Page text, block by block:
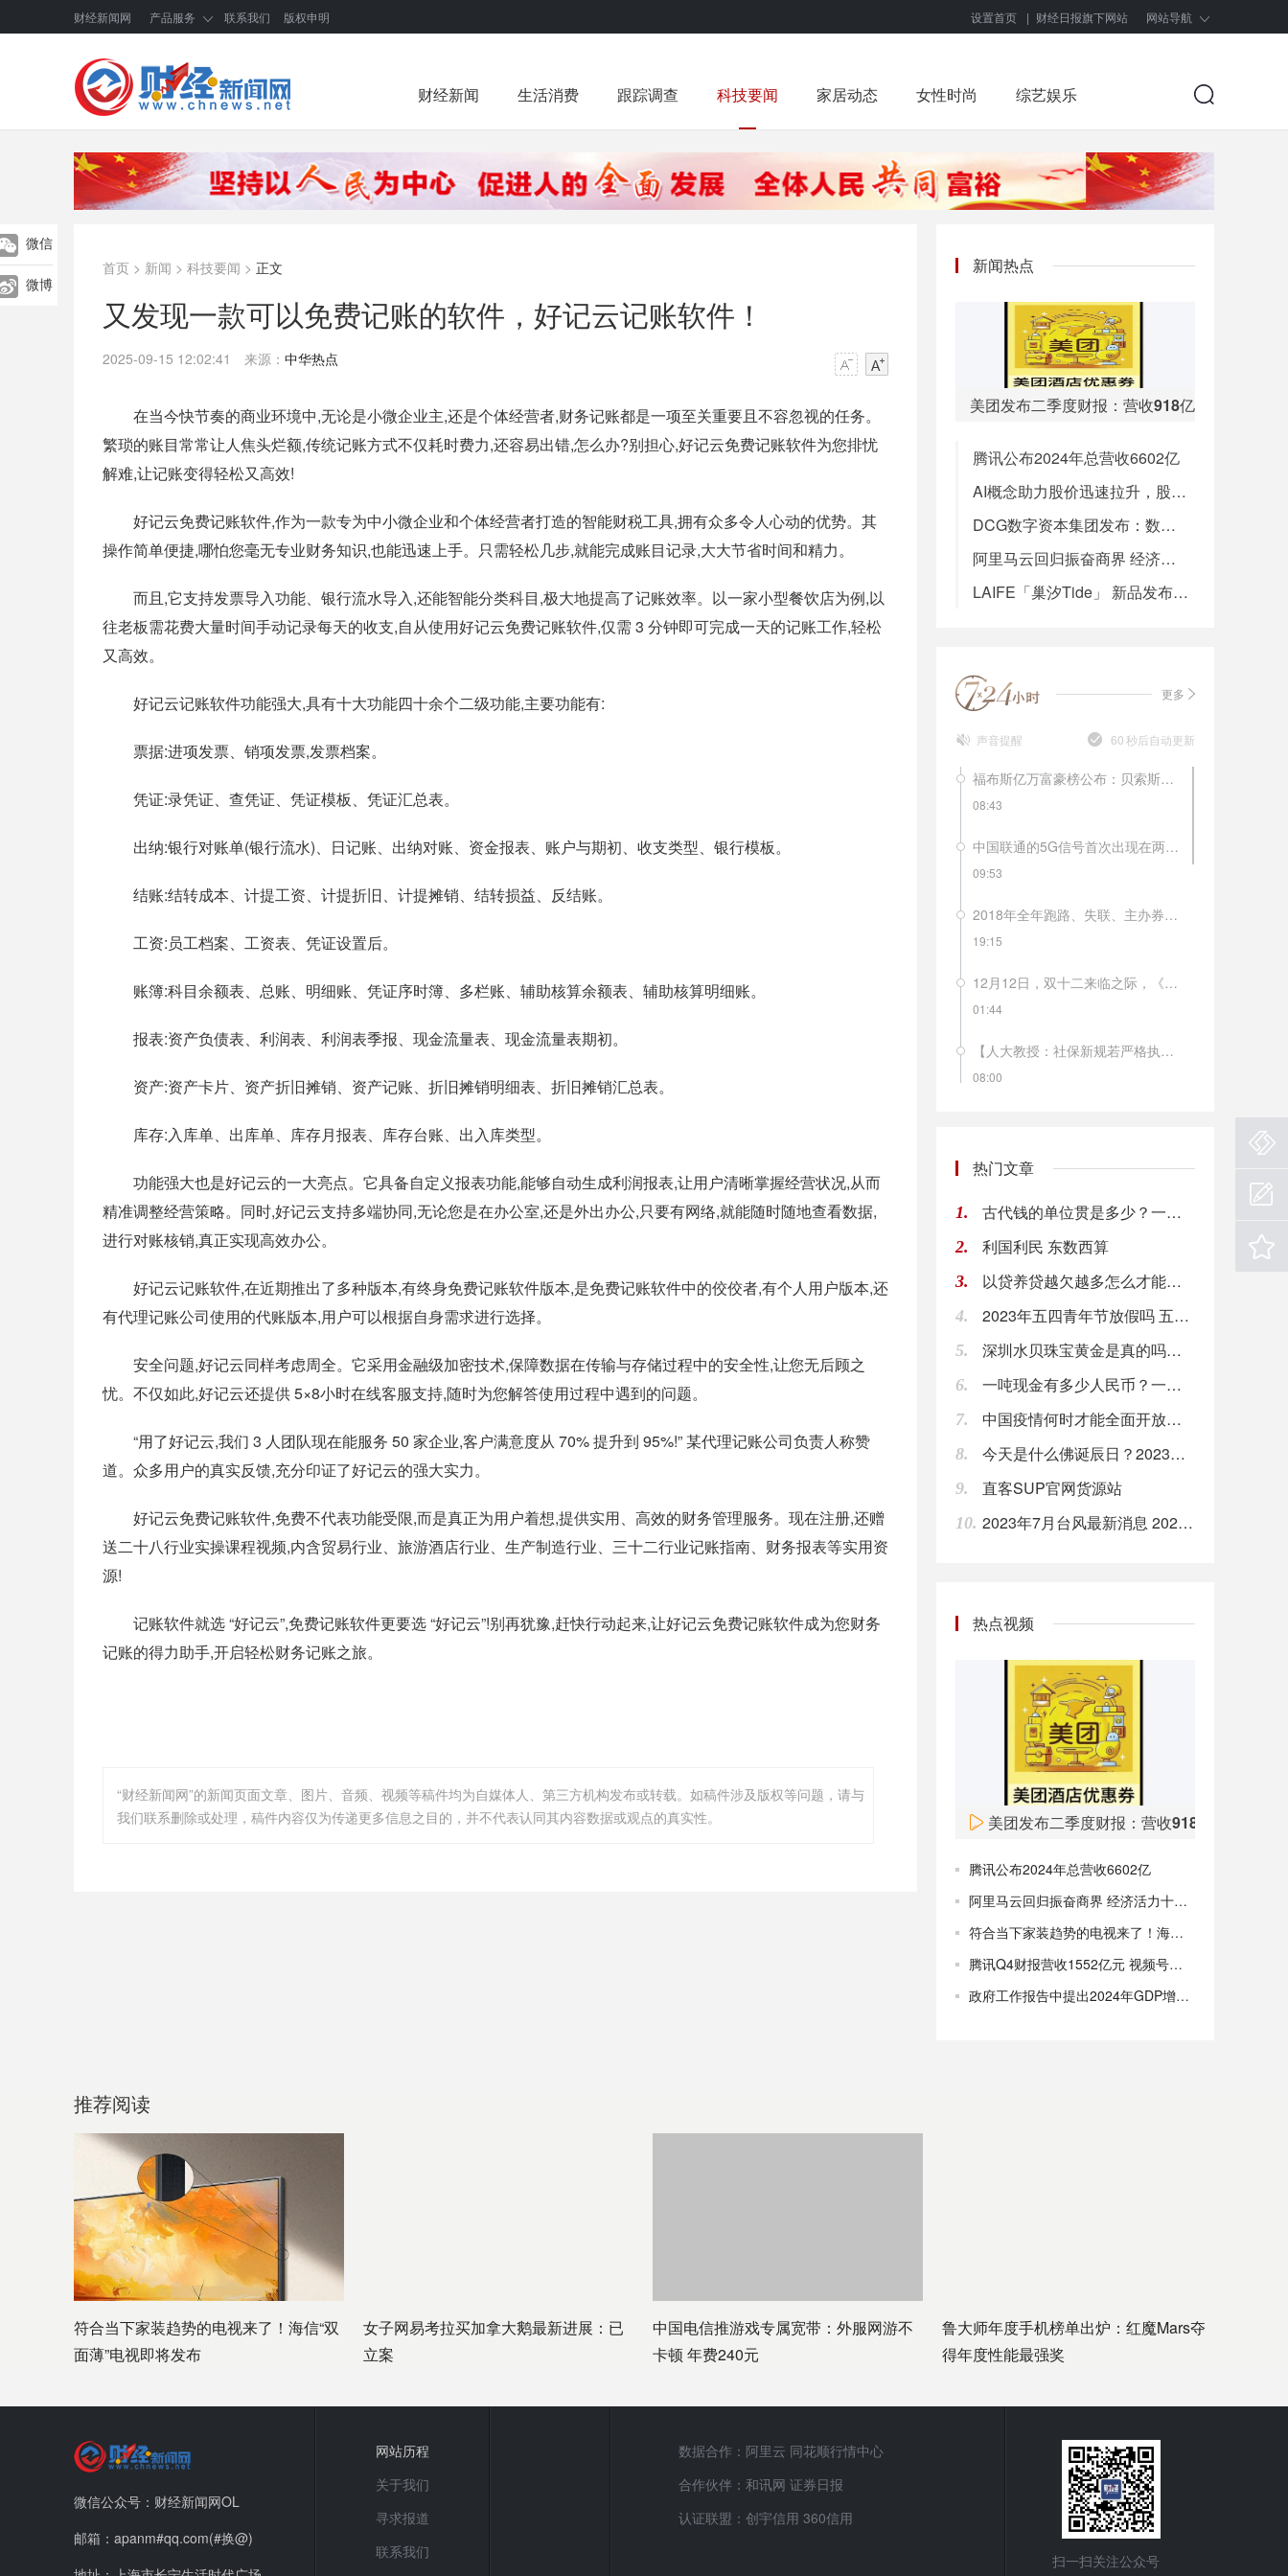
财经新闻网 产品服务 联系我们 版权申明 设置首页 | 财经日报旗下网站 网站导航
财经新闻 生活消费 跟踪调查 科技要闻 家居动态 女性时尚 综艺娱乐
微信
微博
首页 > 新闻 > 科技要闻 > 正文
又发现一款可以免费记账的软件，好记云记账软件！
2025-09-15 12:02:41 来源： 中华热点
在当今快节奏的商业环境中,无论是小微企业主,还是个体经营者,财务记账都是一项至关重要且不容忽视的任务。
繁琐的账目常常让人焦头烂额,传统记账方式不仅耗时费力,还容易出错,怎么办?别担心,好记云免费记账软件为您排忧
解难,让记账变得轻松又高效!
好记云免费记账软件,作为一款专为中小微企业和个体经营者打造的智能财税工具,拥有众多令人心动的优势。其
操作简单便捷,哪怕您毫无专业财务知识,也能迅速上手。只需轻松几步,就能完成账目记录,大大节省时间和精力。
而且,它支持发票导入功能、银行流水导入,还能智能分类科目,极大地提高了记账效率。以一家小型餐饮店为例,以
往老板需花费大量时间手动记录每天的收支,自从使用好记云免费记账软件,仅需 3 分钟即可完成一天的记账工作,轻松
又高效。
好记云记账软件功能强大,具有十大功能四十余个二级功能,主要功能有:
票据:进项发票、销项发票,发票档案。
凭证:录凭证、查凭证、凭证模板、凭证汇总表。
出纳:银行对账单(银行流水)、日记账、出纳对账、资金报表、账户与期初、收支类型、银行模板。
结账:结转成本、计提工资、计提折旧、计提摊销、结转损益、反结账。
工资:员工档案、工资表、凭证设置后。
账簿:科目余额表、总账、明细账、凭证序时簿、多栏账、辅助核算余额表、辅助核算明细账。
报表:资产负债表、利润表、利润表季报、现金流量表、现金流量表期初。
资产:资产卡片、资产折旧摊销、资产记账、折旧摊销明细表、折旧摊销汇总表。
库存:入库单、出库单、库存月报表、库存台账、出入库类型。
功能强大也是好记云的一大亮点。它具备自定义报表功能,能够自动生成利润报表,让用户清晰掌握经营状况,从而
精准调整经营策略。同时,好记云支持多端协同,无论您是在办公室,还是外出办公,只要有网络,就能随时随地查看数据,
进行对账核销,真正实现高效办公。
好记云记账软件,在近期推出了多种版本,有终身免费记账软件版本,是免费记账软件中的佼佼者,有个人用户版本,还
有代理记账公司使用的代账版本,用户可以根据自身需求进行选择。
安全问题,好记云同样考虑周全。它采用金融级加密技术,保障数据在传输与存储过程中的安全性,让您无后顾之
忧。不仅如此,好记云还提供 5×8小时在线客服支持,随时为您解答使用过程中遇到的问题。
“用了好记云,我们 3 人团队现在能服务 50 家企业,客户满意度从 70% 提升到 95%!” 某代理记账公司负责人称赞
道。众多用户的真实反馈,充分印证了好记云的强大实力。
好记云免费记账软件,免费不代表功能受限,而是真正为用户着想,提供实用、高效的财务管理服务。现在注册,还赠
送二十八行业实操课程视频,内含贸易行业、旅游酒店行业、生产制造行业、三十二行业记账指南、财务报表等实用资
源!
记账软件就选 “好记云”,免费记账软件更要选 “好记云”!别再犹豫,赶快行动起来,让好记云免费记账软件成为您财务
记账的得力助手,开启轻松财务记账之旅。
“财经新闻网”的新闻页面文章、图片、音频、视频等稿件均为自媒体人、第三方机构发布或转载。如稿件涉及版权等问题，请与
我们联系删除或处理，稿件内容仅为传递更多信息之目的，并不代表认同其内容数据或观点的真实性。
新闻热点
美团发布二季度财报：营收918亿元
腾讯公布2024年总营收6602亿
AI概念助力股价迅速拉升，股东集中套现的背后，AI眼镜赛道路在何方？
DCG数字资本集团发布：数字经济新浪潮下的主动布局——VistaSage发布会现场直击
阿里马云回归振奋商界 经济活力十足欣欣向好！
LAIFE「巢汐Tide」 新品发布会盛大召开，“美似潮汐，更迭永续”引领抗衰新潮流
更多
声音提醒 60秒后自动更新
福布斯亿万富豪榜公布：贝索斯再夺冠，马化腾居于第20位！
08:43
中国联通的5G信号首次出现在两会上。记者3月1日上午在北京梅地亚两会新闻中心的现场看到，中国联通的5G信号已经实现了在新闻中心的全覆盖。
09:53
2018年全年跑路、失联、主办券商风险提示……这样的“黑天鹅”今年以来在新三板频频发生。据不完全统计，今年以来已有近20家新三板公司董事长失联。
19:15
12月12日，双十二来临之际，《南方周末》的一篇报道就解开了不少人的困惑，南极人品牌所有商品均不自己生产，品牌的拥有方南极电商只是品牌的运营方和吊牌的出售者。网上的南极人店铺有多少呢？目前南极人旗下全品牌授权经销商有846家，合作经销商3427家，授权店铺4442家。从2018年年初至今，南极人已经14次被国家质监部门及地方消费者协会拉入不合格产品黑名单。这样的滥授权，会不会毁掉南极人这个品牌？
01:44
【人大教授：社保新规若严格执行 企业负担将增长50% 】人大财政金融学院副教授马光荣表示，如果现有参保职工严格按照实际工资作为缴费基数，同时法定缴费率严格按照28%执行的话，整个企业部门的社保缴费负担上升50%左右，企业的用工成本会上升7.5%，企业的利润会下降8.2%。短期之内，因为工资有黏性，所以社保费负担的上升主要由企业承担；但是中长期看的话，用工成本上升导致部分制造业企业可能会出现外迁，工人工资会下降。
08:00
08:00
08:00
欧盟首席英国退欧事务谈判官Barnier：我们有义务控制外部边界的商品流动。
08:00
美银美林：若在美国制造，iPhone可能贵20%。
08:00
利比亚国家石油公司总裁Sanalla称，国家石油公司总部遇袭事件对石油生产没有影响。
08:00
【腾讯投资部否认投资子弹短信：并无此事】针对“投资子弹短信”一事，腾讯投资并购部回应，表示并无此事。罗永浩 之前在微博提到，子弹短信上线第二天腾讯投资部就打去电话，看看投资的情况。罗永浩称，子弹短信不足以挑战微信，但能拿10%-20%份额，做到几十亿甚至上百亿估值。
08:00
热门文章
1. 古代钱的单位贯是多少？一贯钱多少人民币？
2. 利国利民 东数西算
3. 以贷养贷越欠越多怎么才能自救 网贷欠款太多应该这样做
4. 2023年五四青年节放假吗 五四青年节放假几天
5. 深圳水贝珠宝黄金是真的吗？深圳水贝黄金有假货吗？
6. 一吨现金有多少人民币？一亿人民币几吨？
7. 中国疫情何时才能全面开放？ 2024年疫情能结束吗
8. 今天是什么佛诞辰日？2023年6月2日佛教节日时间
9. 直客SUP官网货源站
10. 2023年7月台风最新消息 2023年7月台风时间表
热点视频
美团发布二季度财报：营收918亿元
腾讯公布2024年总营收6602亿
阿里马云回归振奋商界 经济活力十足欣欣向好！
符合当下家装趋势的电视来了！海信“双面薄”电视即将发布
腾讯Q4财报营收1552亿元 视频号使用时长翻番 预计回购千亿港元
政府工作报告中提出2024年GDP增长预期目标为5%左右
推荐阅读
符合当下家装趋势的电视来了！海信“双
面薄”电视即将发布
女子网易考拉买加拿大鹅最新进展：已
立案
中国电信推游戏专属宽带：外服网游不
卡顿 年费240元
鲁大师年度手机榜单出炉：红魔Mars夺
得年度性能最强奖
微信公众号：财经新闻网OL
邮箱：apanm#qq.com(#换@)
网站历程
关于我们
寻求报道
联系我们
数据合作：阿里云 同花顺行情中心
合作伙伴：和讯网 证券日报
认证联盟：创宇信用 360信用
扫一扫关注公众号